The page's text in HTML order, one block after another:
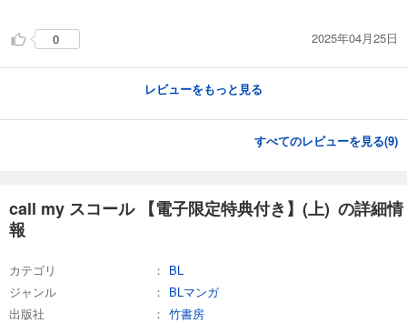
0 2025年04月25日
レビューをもっと見る
すべてのレビューを見る(9)
call my スコール 【電子限定特典付き】(上) の詳細情
報
カテゴリ
BL
ジャンル
BLマンガ
出版社
竹書房